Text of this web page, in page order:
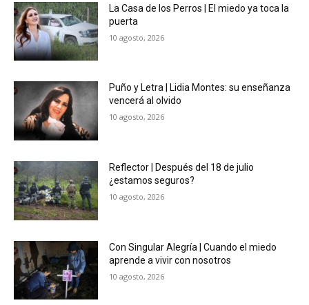
La Casa de los Perros | El miedo ya toca la
puerta
10 agosto, 2026
Puño y Letra | Lidia Montes: su enseñanza
vencerá al olvido
10 agosto, 2026
Reflector | Después del 18 de julio
¿estamos seguros?
10 agosto, 2026
Con Singular Alegría | Cuando el miedo
aprende a vivir con nosotros
10 agosto, 2026